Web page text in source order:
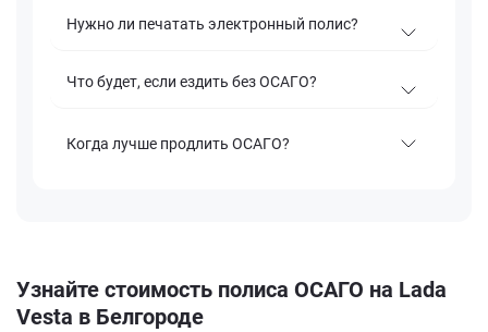
Нужно ли печатать электронный полис?
Что будет, если ездить без ОСАГО?
Когда лучше продлить ОСАГО?
Узнайте стоимость полиса ОСАГО на Lada
Vesta в Белгороде